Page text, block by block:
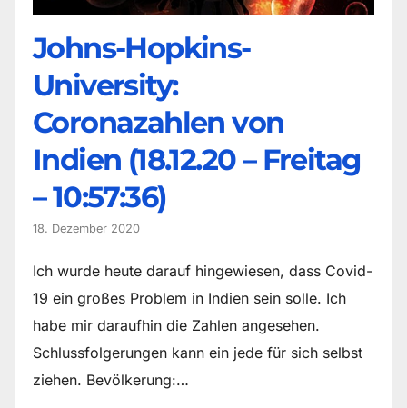
Johns-Hopkins-
University:
Coronazahlen von
Indien (18.12.20 – Freitag
– 10:57:36)
18. Dezember 2020
Ich wurde heute darauf hingewiesen, dass Covid-
19 ein großes Problem in Indien sein solle. Ich
habe mir daraufhin die Zahlen angesehen.
Schlussfolgerungen kann ein jede für sich selbst
ziehen. Bevölkerung:…